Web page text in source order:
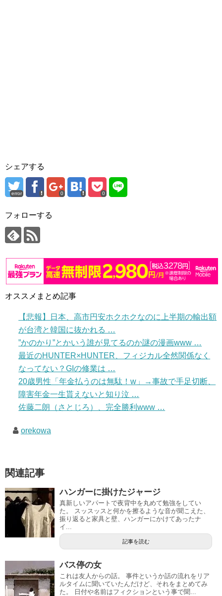
シェアする
error 0 0
フォローする
オススメまとめ記事
【悲報】日本、高市円安ホクホクなのに上半期の輸出額
が台湾と韓国に抜かれる …
”かのかり”とかいう誰が見てるのか謎の漫画www …
最近のHUNTER×HUNTER、フィジカル全然関係なく
なってない？GIの修業は …
20歳男性「年金払うのは無駄！w」→事故で手足切断、
障害年金一生貰えないと知り泣 …
佐藤二朗（さとじろ）、完全勝利www …
orekowa
関連記事
ハンガーに掛けたジャージ
真新しいアパートで夜背中を丸めて勉強をしてい
た。 スッスッスと何かを擦るような音が聞こえた、
振り返ると家具と壁、ハンガーにかけてあったナ
イ...
記事を読む
バス停の女
これは友人からの話。 事件というか話の流れをリア
ルタイムに聞いていたんだけど、それをまとめてみ
た。 日付や名前はフィクションという事で聞...